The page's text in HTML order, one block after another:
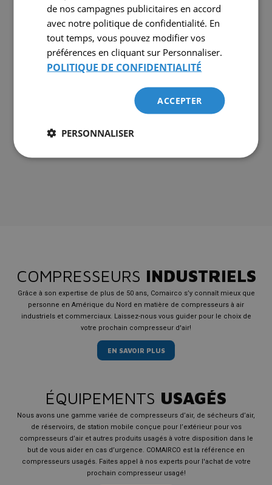
Ajouter un fichier Aucun fichier choisi
COMPRESSEURS INDUSTRIELS
Grâce à son expertise de plus de 50 ans, Comairco s’y connaît mieux que
personne en Amérique du Nord en matière de compresseurs à air
industriels et commerciaux. Laissez-nous vous guider pour le choix de
votre prochain compresseur d'air!
EN SAVOIR PLUS
ÉQUIPEMENTS USAGÉS
Nous avons une gamme variée de compresseurs d’air, de sécheurs d’air,
de réservoirs, de station mobile conçue pour l’extérieur pour vos
compresseurs d’air et autres produits usagés à votre disposition dans le
but de vous aider en cas d’urgence. COMAIRCO est la référence en
compresseurs usagés. Faites appel à nos experts pour l'achat de votre
prochain compresseur usagé!
de nos campagnes publicitaires en accord
avec notre politique de confidentialité. En
tout temps, vous pouvez modifier vos
préférences en cliquant sur Personnaliser.
POLITIQUE DE CONFIDENTIALITÉ
ACCEPTER
PERSONNALISER